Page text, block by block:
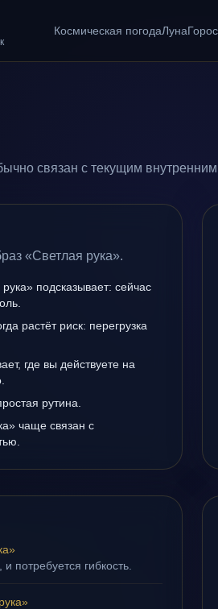
Космическая погодаЛуна
связан с текущим
«Светлая рука».
подсказывает: сейчас
растёт риск: перегрузка
где вы действуете на
рутина.
чаще связан с
потребуется гибкость.